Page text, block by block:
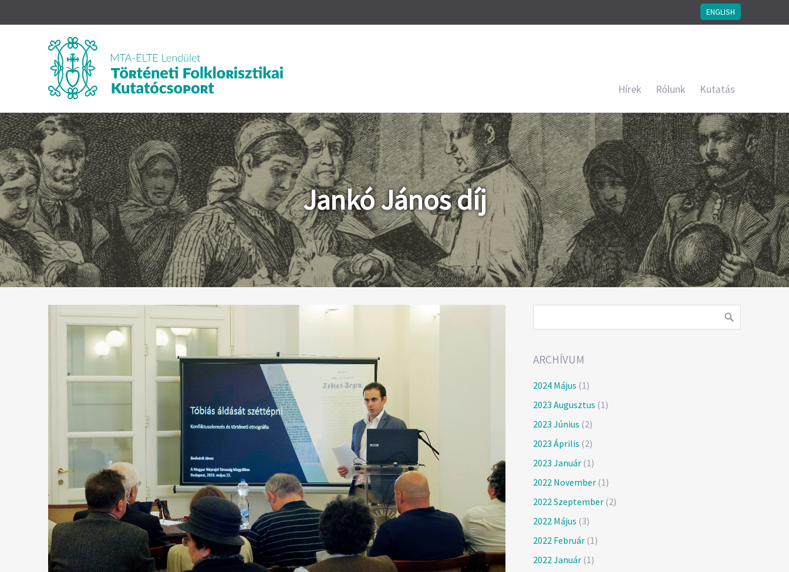
ENGLISH
Hírek Rólunk Kutatás
Jankó János díj
ARCHÍVUM
2024 Május (1)
2023 Augusztus (1)
2023 Június (2)
2023 Április (2)
2023 Január(1)
2022 November(1)
2022 Szeptember(2)
2022 Május (3)
2022 Február(1)
2022 Január(1)